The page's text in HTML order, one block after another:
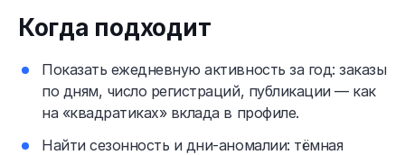
Когда подходит
Показать ежедневную активность за год: заказы
по дням, число регистраций, публикации — как
на «квадратиках» вклада в профиле.
Найти сезонность и дни-аномалии: тёмная